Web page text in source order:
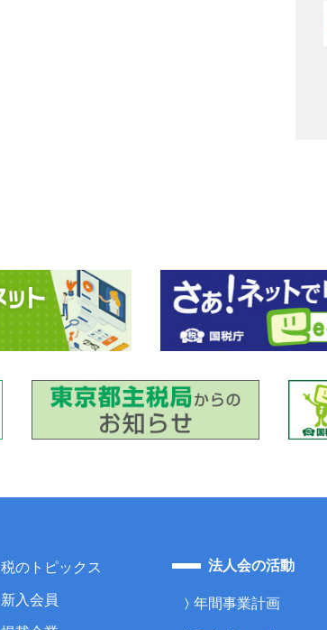
税のトピックス
新入会員
法人会の活動
年間事業計画